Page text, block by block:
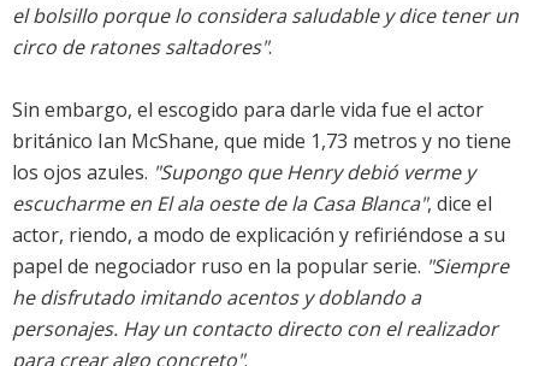
el bolsillo porque lo considera saludable y dice tener un
circo de ratones saltadores".
Sin embargo, el escogido para darle vida fue el actor
británico Ian McShane, que mide 1,73 metros y no tiene
los ojos azules. "Supongo que Henry debió verme y
escucharme en El ala oeste de la Casa Blanca", dice el
actor, riendo, a modo de explicación y refiriéndose a su
papel de negociador ruso en la popular serie. "Siempre
he disfrutado imitando acentos y doblando a
personajes. Hay un contacto directo con el realizador
para crear algo concreto".